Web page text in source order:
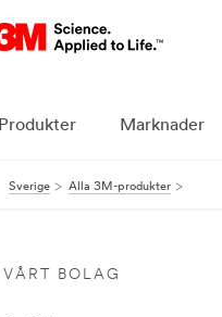
Produkter Marknader
Sverige Alla 3M-produkter
VÅRT BOLAG